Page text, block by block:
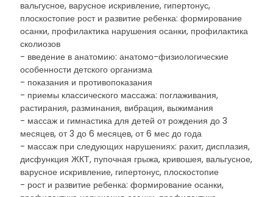
вальгусное, варусное искривление, гипертонус,
плоскостопие рост и развитие ребенка: формирование
осанки, профилактика нарушения осанки, профилактика
сколиозов
- введение в анатомию: анатомо-физиологические
особенности детского организма
- показания и противопоказания
- приемы классического массажа: поглаживания,
растирания, разминания, вибрация, выжимания
- массаж и гимнастика для детей от рождения до 3
месяцев, от 3 до 6 месяцев, от 6 мес до года
- массаж при следующих нарушениях: рахит, дисплазия,
дисфункция ЖКТ, пупочная грыжа, кривошея, вальгусное,
варусное искривление, гипертонус, плоскостопие
- рост и развитие ребенка: формирование осанки,